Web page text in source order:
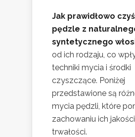
Jak prawidłowo
pędzle z
syntetycznego
od ich rodzaju, co
techniki mycia i środki
czyszczące. Poniżej
przedstawione są
mycia pędzli, które
zachowaniu ich
trwałości.